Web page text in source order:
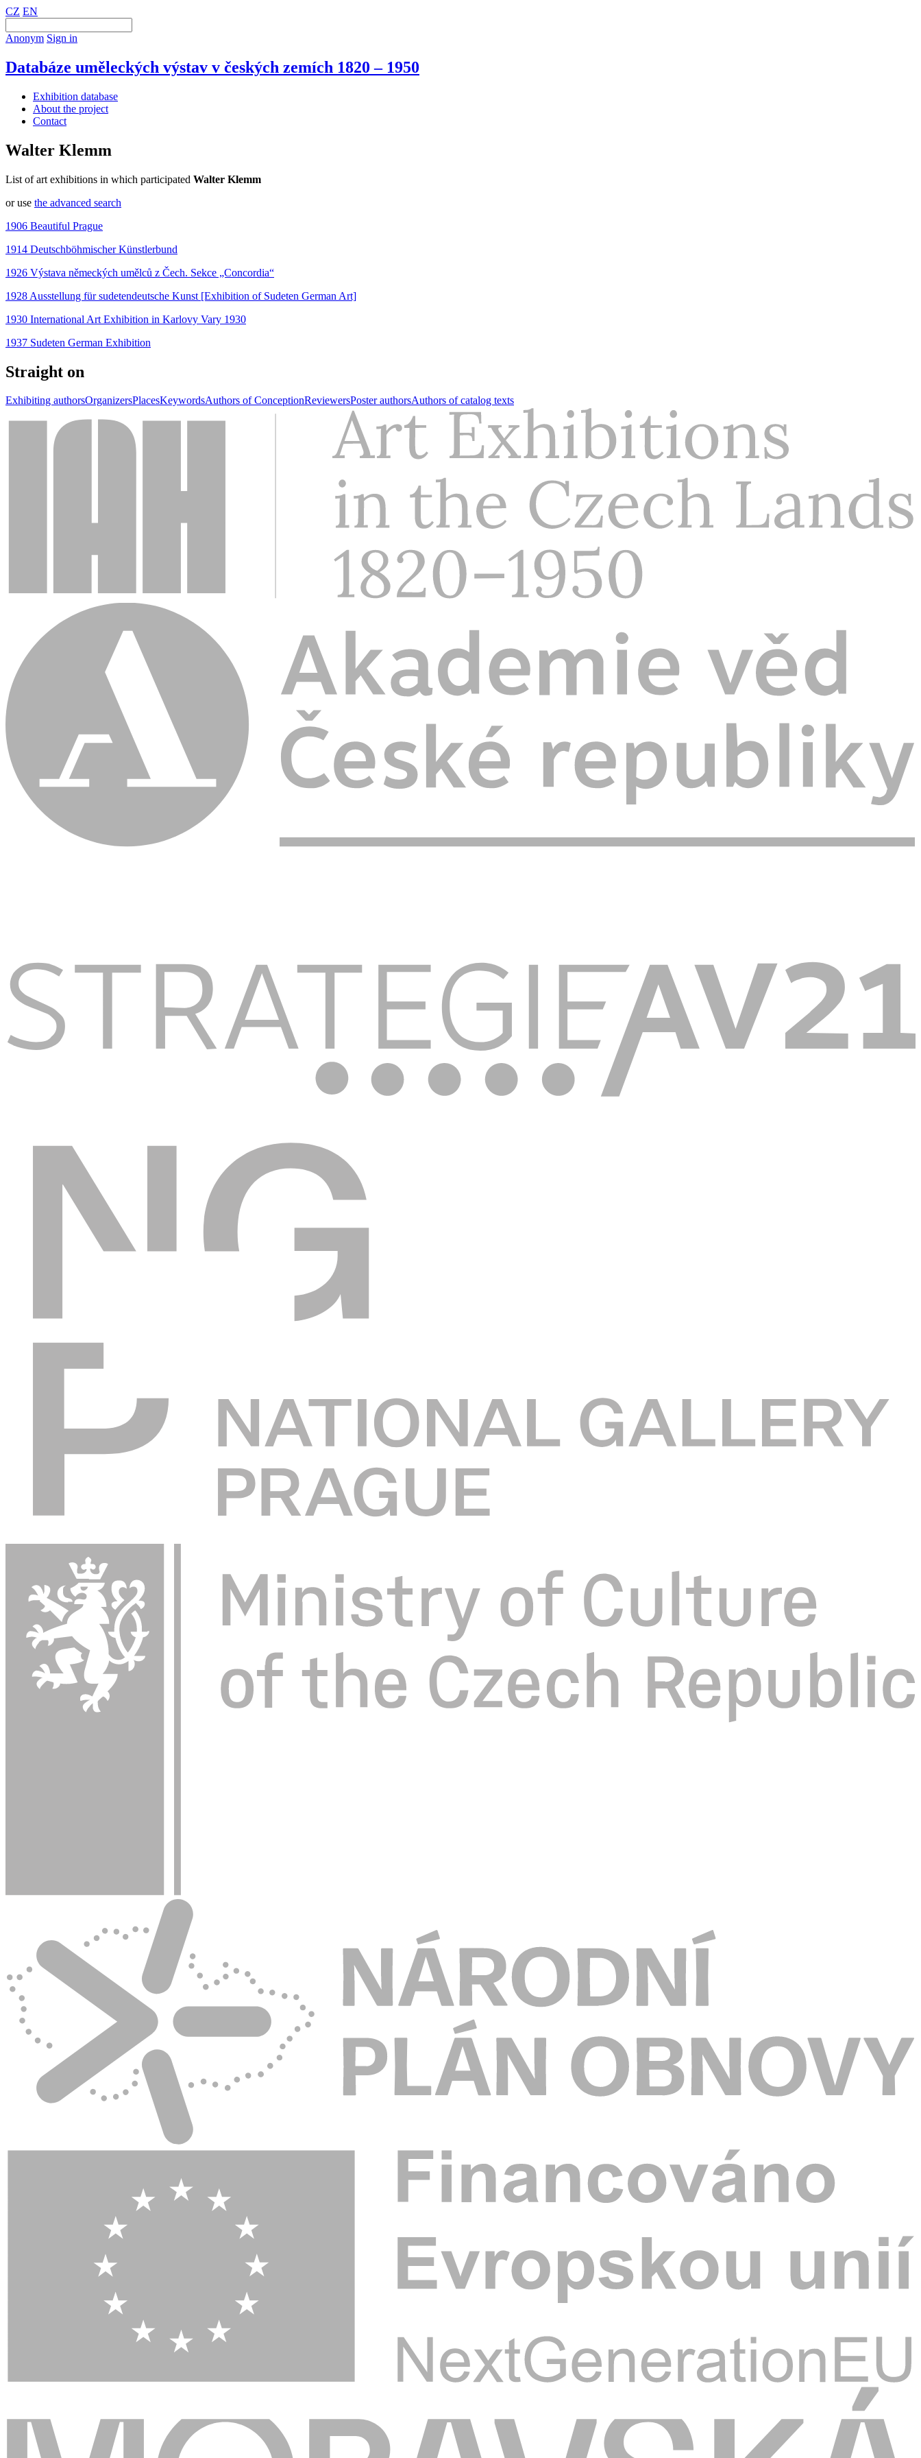
CZ EN
Anonym Sign in
Databáze uměleckých výstav v českých zemích 1820 – 1950
Exhibition database
About the project
Contact
Walter Klemm
List of art exhibitions in which participated Walter Klemm
or use the advanced search
1906 Beautiful Prague
1914 Deutschböhmischer Künstlerbund
1926 Výstava německých umělců z Čech. Sekce „Concordia“
1928 Ausstellung für sudetendeutsche Kunst [Exhibition of Sudeten German Art]
1930 International Art Exhibition in Karlovy Vary 1930
1937 Sudeten German Exhibition
Straight on
Exhibiting authorsOrganizersPlacesKeywordsAuthors of ConceptionReviewersPoster authorsAuthors of catalog texts